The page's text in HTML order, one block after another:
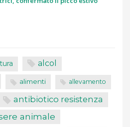
alcol
alimenti allevamento
antibiotico resistenza
animale